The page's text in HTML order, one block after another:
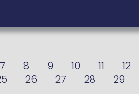
7 8 9 10 11 12
26 27 28 29